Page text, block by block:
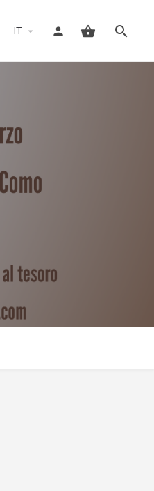
IT
Accedi